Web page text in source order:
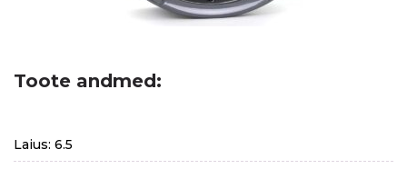
Toote andmed:
Laius: 6.5